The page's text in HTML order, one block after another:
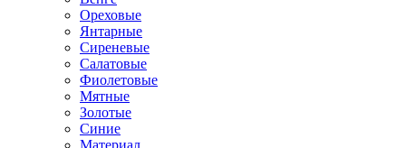
Ореховые
Янтарные
Сиреневые
Салатовые
Фиолетовые
Мятные
Золотые
Синие
Материал